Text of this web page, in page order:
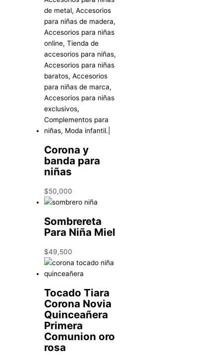
Corona y
banda para
niñas
$50,000
Sombrereta
Para Niña Miel
$49,500
Tocado Tiara
Corona Novia
Quinceañera
Primera
Comunion oro
rosa